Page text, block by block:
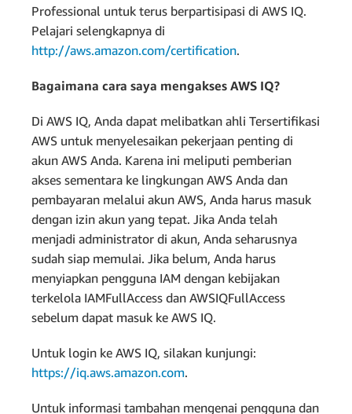
Professional untuk terus berpartisipasi di AWS IQ.
Pelajari selengkapnya di
http://aws.amazon.com/certification.
Bagaimana cara saya mengakses AWS IQ?
Di AWS IQ, Anda dapat melibatkan ahli Tersertifikasi
AWS untuk menyelesaikan pekerjaan penting di
akun AWS Anda. Karena ini meliputi pemberian
akses sementara ke lingkungan AWS Anda dan
pembayaran melalui akun AWS, Anda harus masuk
dengan izin akun yang tepat. Jika Anda telah
menjadi administrator di akun, Anda seharusnya
sudah siap memulai. Jika belum, Anda harus
menyiapkan pengguna IAM dengan kebijakan
terkelola IAMFullAccess dan AWSIQFullAccess
sebelum dapat masuk ke AWS IQ.
Untuk login ke AWS IQ, silakan kunjungi:
https://iq.aws.amazon.com.
Untuk informasi tambahan mengenai pengguna dan